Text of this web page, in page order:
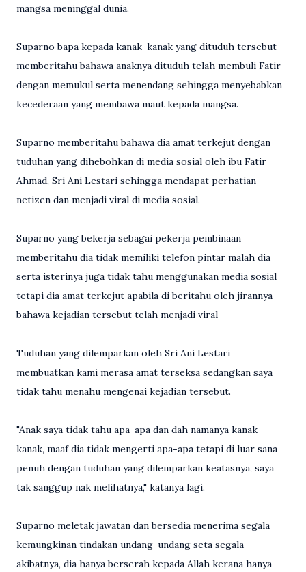
mangsa meninggal dunia.
Suparno bapa kepada kanak-kanak yang dituduh tersebut
memberitahu bahawa anaknya dituduh telah membuli Fatir
dengan memukul serta menendang sehingga menyebabkan
kecederaan yang membawa maut kepada mangsa.
Suparno memberitahu bahawa dia amat terkejut dengan
tuduhan yang dihebohkan di media sosial oleh ibu Fatir
Ahmad, Sri Ani Lestari sehingga mendapat perhatian
netizen dan menjadi viral di media sosial.
Suparno yang bekerja sebagai pekerja pembinaan
memberitahu dia tidak memiliki telefon pintar malah dia
serta isterinya juga tidak tahu menggunakan media sosial
tetapi dia amat terkejut apabila di beritahu oleh jirannya
bahawa kejadian tersebut telah menjadi viral
Tuduhan yang dilemparkan oleh Sri Ani Lestari
membuatkan kami merasa amat terseksa sedangkan saya
tidak tahu menahu mengenai kejadian tersebut.
"Anak saya tidak tahu apa-apa dan dah namanya kanak-
kanak, maaf dia tidak mengerti apa-apa tetapi di luar sana
penuh dengan tuduhan yang dilemparkan keatasnya, saya
tak sanggup nak melihatnya," katanya lagi.
Suparno meletak jawatan dan bersedia menerima segala
kemungkinan tindakan undang-undang seta segala
akibatnya, dia hanya berserah kepada Allah kerana hanya